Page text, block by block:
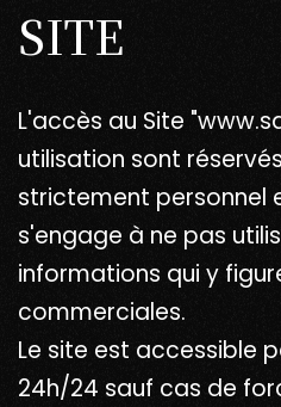
SITE
L'accès au Site
utilisation sont
strictement personnel
s'engage à ne pas
informations qui y
commerciales.
Le site est accessible
24h/24 sauf cas de